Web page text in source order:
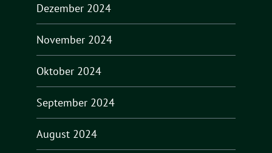
Dezember 2024
November 2024
Oktober 2024
September 2024
August 2024